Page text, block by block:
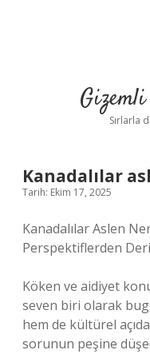
Sırlarla
Kanadalılar
Tarih: Ekim 17, 2025
Kanadalılar Aslen
Perspektiflerden
Köken ve aidiyet
seven biri olarak
hem de kültürel
sorunun peşine